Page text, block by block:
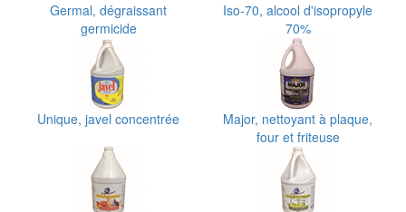
Germal, dégraissant
germicide
Iso-70, alcool d'isopropyle
70%
Unique, javel concentrée
Major, nettoyant à plaque,
four et friteuse